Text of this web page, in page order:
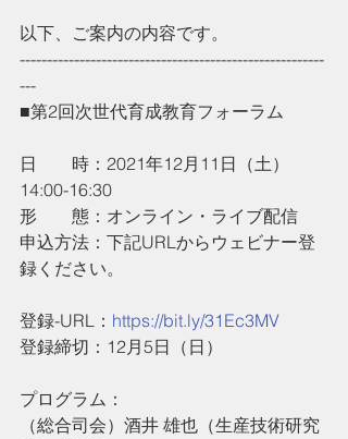
以下、ご案内の内容です。
--------------------------------------------------------
---
■第2回次世代育成教育フォーラム
日　　時：2021年12月11日（土）
14:00-16:30
形　　態：オンライン・ライブ配信
申込方法：下記URLからウェビナー登
録ください。
登録-URL： https://bit.ly/31Ec3MV
登録締切：12月5日（日）
プログラム：
（総合司会）酒井 雄也（生産技術研究